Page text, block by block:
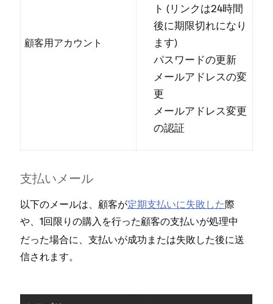
顧客用アカウント
ト (⁠リンクは24時間
後に期限切れになり
ます⁠)
パスワ⁠ードの更新
メ⁠ールアドレスの変
更
メ⁠ールアドレス変更
の認証
支払いメ⁠ール
以下のメ⁠ールは⁠、顧客が定期支払いに失敗した際
や⁠、1回限りの購入を行⁠った顧客の支払いが処理中
だ⁠った場合に⁠、支払いが成功または失敗した後に送
信されます⁠。